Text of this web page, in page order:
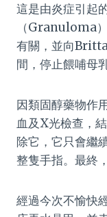
這是由炎症引起
（Granuloma
有關，並向
間，停止餵哺母
因類固醇藥物作
血及X光檢查，
除它，它只會繼
整隻手指。最終
經過今次不愉快